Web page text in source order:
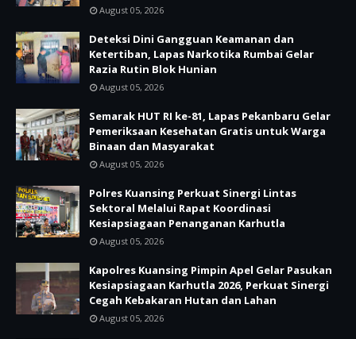
August 05, 2026
Deteksi Dini Gangguan Keamanan dan
Ketertiban, Lapas Narkotika Rumbai Gelar
Razia Rutin Blok Hunian
August 05, 2026
Semarak HUT RI ke-81, Lapas Pekanbaru Gelar
Pemeriksaan Kesehatan Gratis untuk Warga
Binaan dan Masyarakat
August 05, 2026
Polres Kuansing Perkuat Sinergi Lintas
Sektoral Melalui Rapat Koordinasi
Kesiapsiagaan Penanganan Karhutla
August 05, 2026
Kapolres Kuansing Pimpin Apel Gelar Pasukan
Kesiapsiagaan Karhutla 2026, Perkuat Sinergi
Cegah Kebakaran Hutan dan Lahan
August 05, 2026